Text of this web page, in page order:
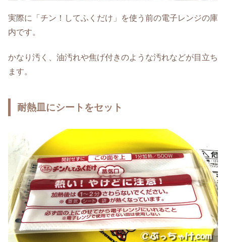
実際に「チン！してふくだけ」を使う前の電子レンジの庫
内です。
かなり汚く、油汚れや焦げ付きのような汚れなどが目立ち
ます。
耐熱皿にシートをセット